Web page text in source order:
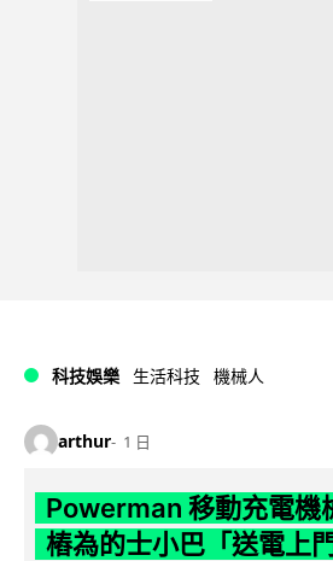
科技娛樂 生活科技 機械人
arthur 1 日
Powerman 移動充電機
樁為的士小巴「送電上門